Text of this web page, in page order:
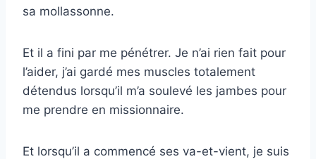
sa mollassonne.
Et il a fini par me pénétrer. Je n’ai rien fait pour
l’aider, j’ai gardé mes muscles totalement
détendus lorsqu’il m’a soulevé les jambes pour
me prendre en missionnaire.
Et lorsqu’il a commencé ses va-et-vient, je suis